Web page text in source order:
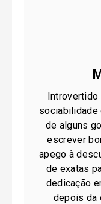
Introvertido
sociabilidade
de alguns
escrever
apego à
de exatas
dedicação
depois da